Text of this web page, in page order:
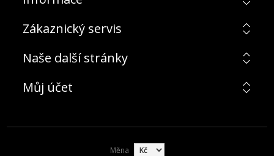
Zákaznický servis
Naše další stránky
Můj účet
Měna